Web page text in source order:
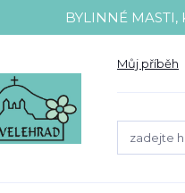
BYLINNÉ MASTI,
Můj příběh